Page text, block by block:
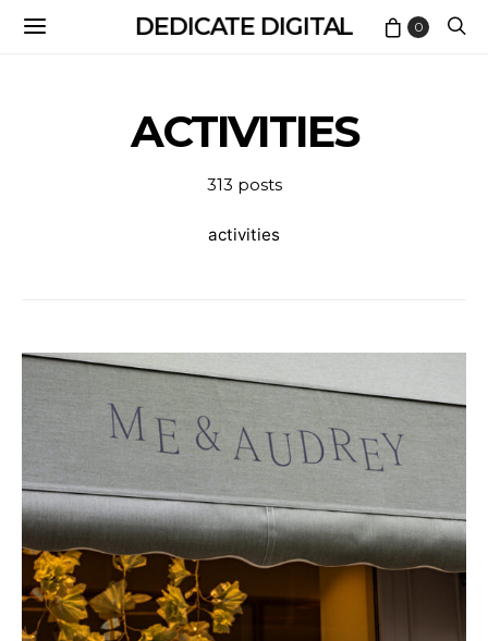
DEDICATE DIGITAL 0
ACTIVITIES
313 posts
activities